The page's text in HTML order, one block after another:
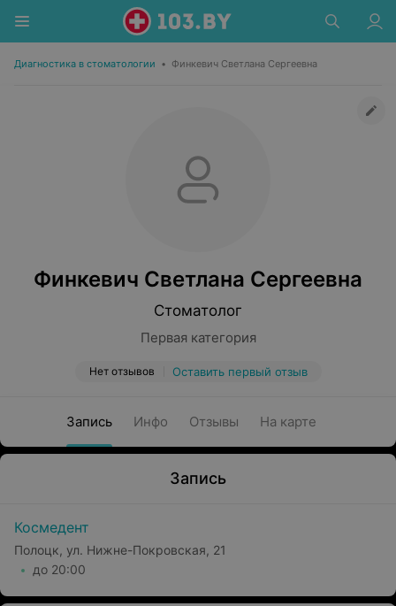
Диагностика в стоматологии • Финкевич Светлана Сергеевна
Финкевич Светлана Сергеевна
Стоматолог
Первая категория
Нет отзывов Оставить первый отзыв
Запись Инфо Отзывы На карте
Запись
Космедент
Полоцк, ул. Нижне-Покровская, 21
до 20:00